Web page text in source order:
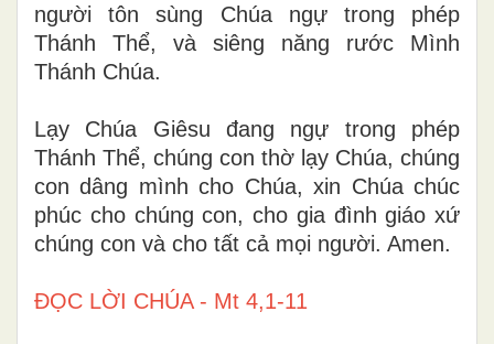
người tôn sùng Chúa ngự trong phép
Thánh Thể, và siêng năng rước Mình
Thánh Chúa.
Lạy Chúa Giêsu đang ngự trong phép
Thánh Thể, chúng con thờ lạy Chúa, chúng
con dâng mình cho Chúa, xin Chúa chúc
phúc cho chúng con, cho gia đình giáo xứ
chúng con và cho tất cả mọi người. Amen.
ĐỌC LỜI CHÚA - Mt 4,1-11